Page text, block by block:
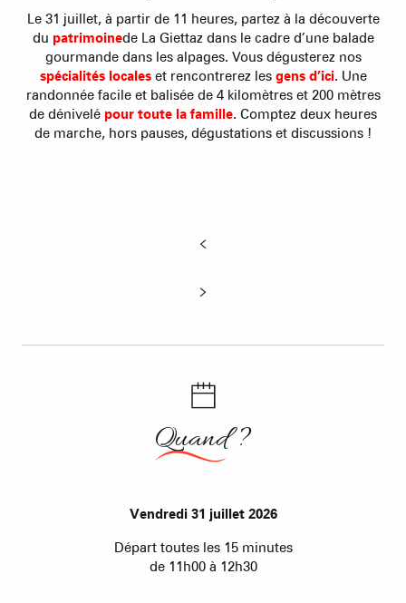
Le 31 juillet, à partir de 11 heures, partez à la découverte
du patrimoinede La Giettaz dans le cadre d’une balade
gourmande dans les alpages. Vous dégusterez nos
spécialités localeset rencontrerez les gens d’ici. Une
randonnée facile et balisée de 4 kilomètres et 200 mètres
de dénivelé pour toute la famille. Comptez deux heures
de marche, hors pauses, dégustations et discussions !
Quand ?
Vendredi 31 juillet 2026
Départ toutes les 15 minutes
de 11h00 à 12h30